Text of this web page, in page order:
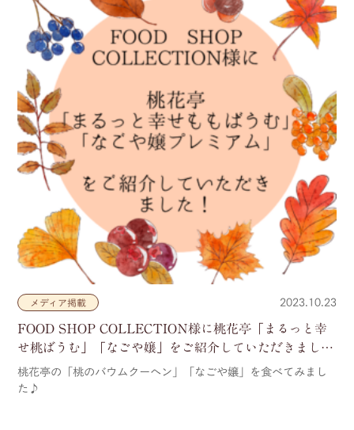
メディア掲載 2023.10.23
FOOD SHOP COLLECTION様に桃花亭「まるっと幸
せ桃ばうむ」「なごや嬢」をご紹介していただきまし
た！
桃花亭の「桃のバウムクーヘン」「なごや嬢」を食べてみまし
た♪